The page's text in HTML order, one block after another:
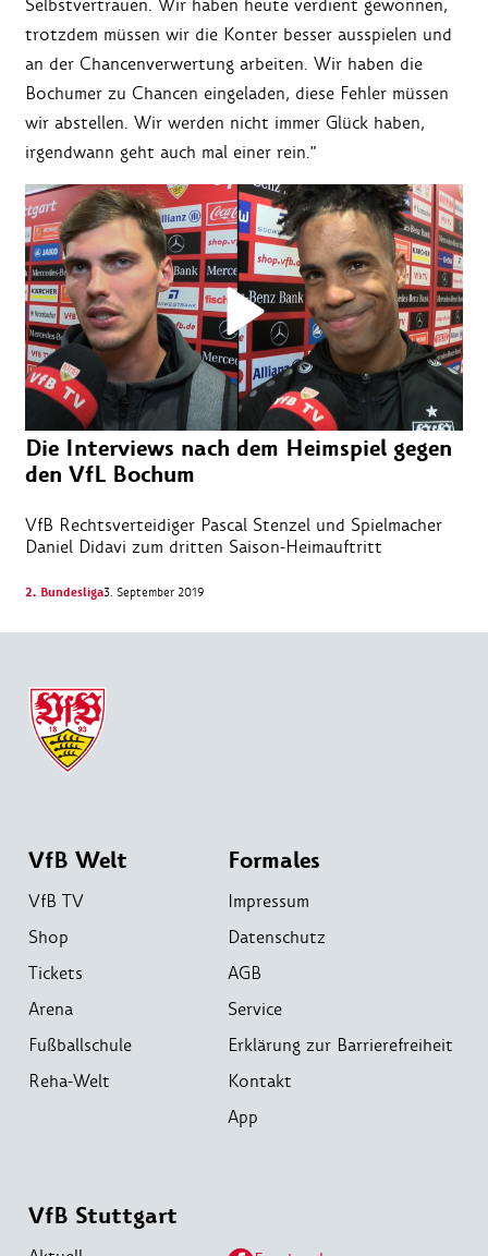
Selbstvertrauen. Wir haben heute verdient gewonnen,
trotzdem müssen wir die Konter besser ausspielen und
an der Chancenverwertung arbeiten. Wir haben die
Bochumer zu Chancen eingeladen, diese Fehler müssen
wir abstellen. Wir werden nicht immer Glück haben,
irgendwann geht auch mal einer rein."
Die Interviews nach dem Heimspiel gegen
den VfL Bochum
VfB Rechtsverteidiger Pascal Stenzel und Spielmacher
Daniel Didavi zum dritten Saison-Heimauftritt
2. Bundesliga3. September 2019
VfB Welt
VfB TV
Shop
Tickets
Arena
Fußballschule
Reha-Welt
Formales
Impressum
Datenschutz
AGB
Service
Erklärung zur Barrierefreiheit
Kontakt
App
VfB Stuttgart